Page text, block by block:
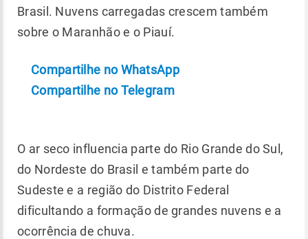
Brasil. Nuvens carregadas crescem também
sobre o Maranhão e o Piauí.
Compartilhe no WhatsApp
Compartilhe no Telegram
O ar seco influencia parte do Rio Grande do Sul,
do Nordeste do Brasil e também parte do
Sudeste e a região do Distrito Federal
dificultando a formação de grandes nuvens e a
ocorrência de chuva.